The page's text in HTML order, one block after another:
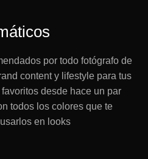
por todo fotógrafo de
content y lifestyle para tus
desde hace un par
todos los colores que te
en looks